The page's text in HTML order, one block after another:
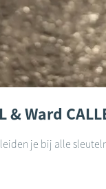
& Ward
je bij alle